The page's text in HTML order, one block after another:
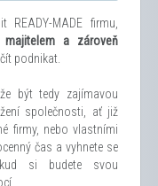
READY-MADE firmu,
a zároveň
podnikat.
být tedy zajímavou
společnosti, ať již
firmy, nebo vlastními
čas a vyhnete se
si budete svou